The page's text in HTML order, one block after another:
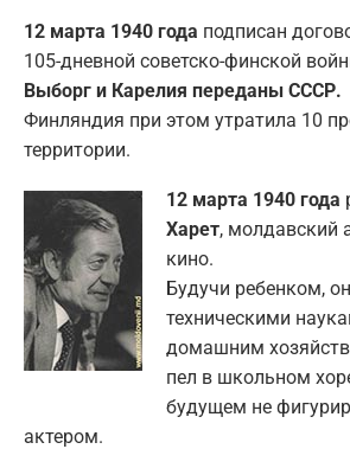
12 марта 1940 года подписан
105-дневной советско-финской
Выборг и Карелия переданы СССР.
Финляндия при этом утратила 10
территории.
12 марта 1940 года
Харет, молдавский
кино.
Будучи ребенком,
техническими
домашним
пел в школьном
будущем не
актером.